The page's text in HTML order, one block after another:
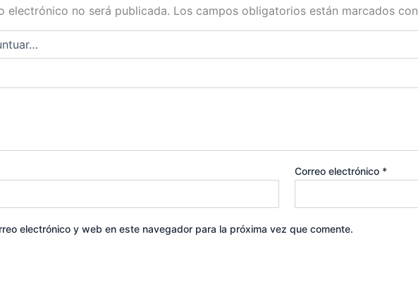
electrónico no será publicada. Los campos obligatorios están marcados con
Correo electrónico *
electrónico y web en este navegador para la próxima vez que comente.